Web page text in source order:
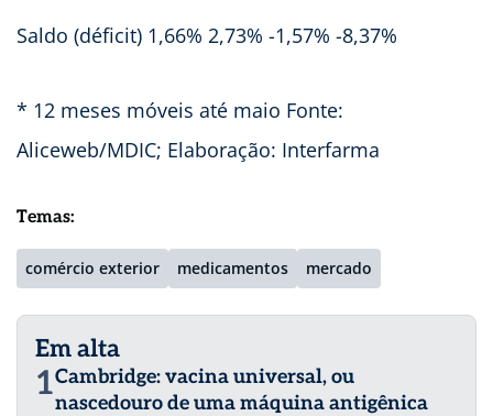
Saldo (déficit) 1,66% 2,73% -1,57% -8,37%
* 12 meses móveis até maio Fonte:
Aliceweb/MDIC; Elaboração: Interfarma
Temas:
comércio exterior medicamentos mercado
Em alta
1Cambridge: vacina universal, ou
nascedouro de uma máquina antigênica